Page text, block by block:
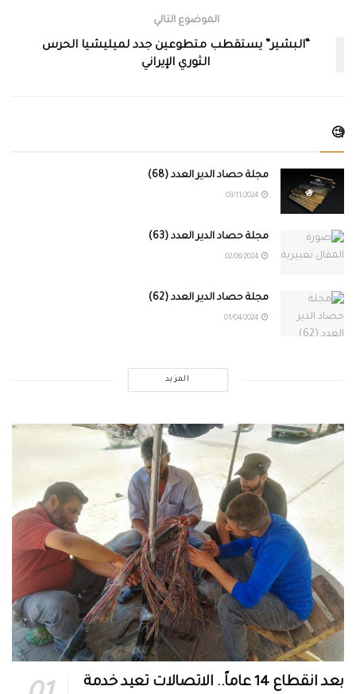
الموضوع التالي
“البشير” يستقطب متطوعين جدد لميليشيا الحرس
الثوري الإيراني
🧐
مجلة حصاد الدير العدد (68)
مجلة حصاد الدير العدد (63)
مجلة حصاد الدير العدد (62)
المزيد
بعد انقطاع 14 عاماً.. الاتصالات تعيد خدمة